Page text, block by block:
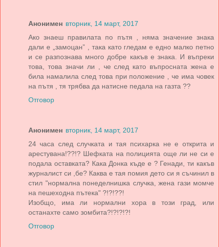
Анонимен вторник, 14 март, 2017
Ако знаеш правилата по пътя , няма значение знака
дали е „замоцан” , така като гледам е едно малко петно
и се разпознава много добре какъв е знака. И въпреки
това, това значи ли , че след като въпросната жена е
била намалила след това при положение , че има човек
на пътя , тя трябва да натисне педала на газта ??
Отговор
Анонимен вторник, 14 март, 2017
24 часа след случката и тая психарка не е открита и
арестувана!??!? Шефката на полицията още ли не си е
подала оставката? Кака Донка къде е ? Генади, ти какъв
журналист си ,бе? Каква е тая помия дето си я съчинил в
стил "нормална понеделнишка случка, жена гази момче
на пешеходна пътека" ?!?!??!
Изобщо, има ли нормални хора в този град, или
останахте само зомбита?!?!?!?!
Отговор